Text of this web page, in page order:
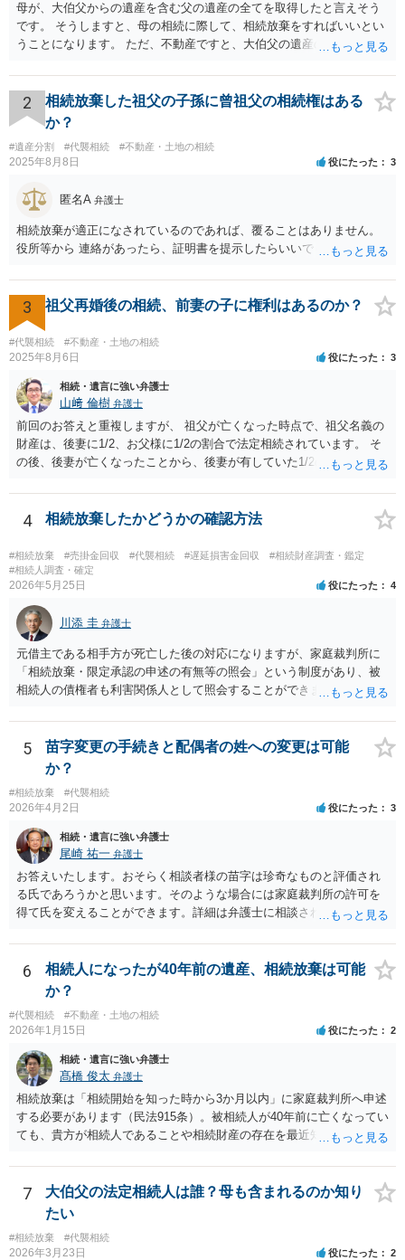
母が、大伯父からの遺産を含む父の遺産の全てを取得したと言えそう
です。 そうしますと、母の相続に際して、相続放棄をすればいいとい
うことになります。 ただ、不動産ですと、大伯父の遺産の名義がまだ
2
相続放棄した祖父の子孫に曾祖父の相続権はある
か？
#遺産分割 #代襲相続 #不動産・土地の相続
2025年8月8日 役にたった 3
匿名A 弁護士
相続放棄が適正になされているのであれば、覆ることはありません。
役所等から 連絡があったら、証明書を提示したらいいでしょう。
3 祖父再婚後の相続、前妻の子に権利はあるのか？
#代襲相続 #不動産・土地の相続
2025年8月6日 役にたった 3
相続・遺言に強い弁護士
山﨑 倫樹 弁護士
前回のお答えと重複しますが、 祖父が亡くなった時点で、祖父名義の
財産は、後妻に1/2、お父様に1/2の割合で法定相続されています。 そ
の後、後妻が亡くなったことから、後妻が有していた1/2の権利は、後
有していた1/2の権利は、その子であるご相談者側に相続されていま
す。 ですので、後妻側の兄弟姉妹（亡くなっている場合はその子）
の財産を名義移転することはできません。 もちろん、祖父の遺言書が
あれば話は別です。 さらに詳しいことは、相続財産に関する資料や戸
籍類をもって、お近くの弁護士に相談されることをお勧めします。
4 相続放棄したかどうかの確認方法
#相続放棄 #売掛金回収 #代襲相続 #遅延損害金回収
#相続財産調査・鑑定
#相続人調査・確定
2026年5月25日 役にたった 4
川添 圭 弁護士
元借主である相手方が死亡した後の対応になりますが、家庭裁判所に
「相続放棄・限定承認の申述の有無等の照会」という制度があり、被
相続人の債権者も利害関係人として照会することができます。照会を
して被相続人の最後の住所地を管轄する家庭裁判所）となります。照
会申請者の本人確認資料のほか、被相続人の相続関係の戸籍謄本類や
債権の存在を示す証拠資料などが必要になります。裁判所ウェブサイ
トで案内されていることが多いので、管轄裁判所のホームページを確
認してみてください。
5
苗字変更の手続きと配偶者の姓への変更は可能
か？
#相続放棄 #代襲相続
2026年4月2日 役にたった 3
相続・遺言に強い弁護士
尾崎 祐一 弁護士
お答えいたします。おそらく相談者様の苗字は珍奇なものと評価され
る氏であろうかと思います。そのような場合には家庭裁判所の許可を
得て氏を変えることができます。詳細は弁護士に相談されるのが宜し
6
相続人になったが40年前の遺産、相続放棄は可能
か？
#代襲相続 #不動産・土地の相続
2026年1月15日 役にたった 2
相続・遺言に強い弁護士
髙橋 俊太 弁護士
相続放棄は「相続開始を知った時から3か月以内」に家庭裁判所へ申述
する必要があります（民法915条）。被相続人が40年前に亡くなってい
ても、貴方が相続人であることや相続財産の存在を最近知ったのであ
ります。最寄りの弁護士などにまずは相談した方がよいでしょう。
7
大伯父の法定相続人は誰？母も含まれるのか知り
たい
#相続放棄 #代襲相続
2026年3月23日 役にたった 2